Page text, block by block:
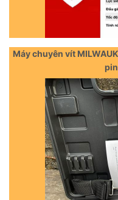
Máy chuyên vít